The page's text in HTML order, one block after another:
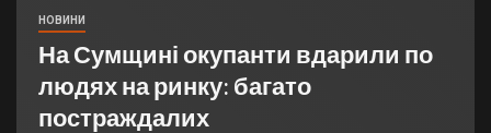
НОВИНИ
На Сумщині окупанти вдарили по
людях на ринку: багато
постраждалих